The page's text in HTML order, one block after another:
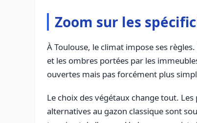
Zoom sur les
À Toulouse, le climat impose ses
et les ombres portées par les
ouvertes mais pas forcément plus
Le choix des végétaux change tout.
alternatives au gazon classique sont